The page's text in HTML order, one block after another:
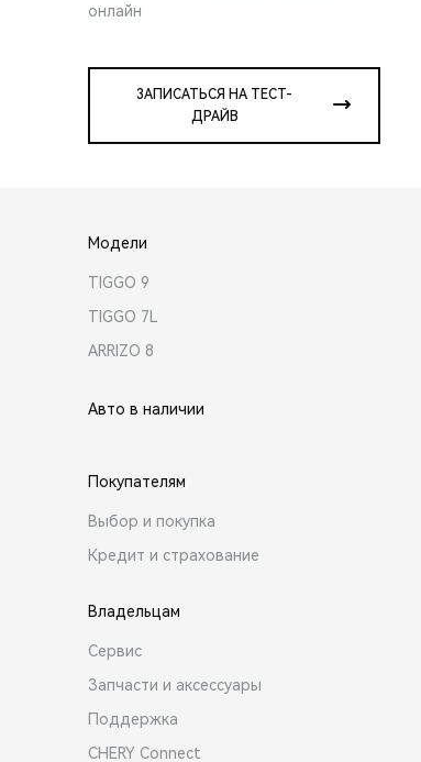
онлайн
ЗАПИСАТЬСЯ НА ТЕСТ-
ДРАЙВ
Модели
TIGGO 9
TIGGO 7L
ARRIZO 8
Авто в наличии
Покупателям
Выбор и покупка
Кредит и страхование
Владельцам
Сервис
Запчасти и аксессуары
Поддержка
CHERY Connect